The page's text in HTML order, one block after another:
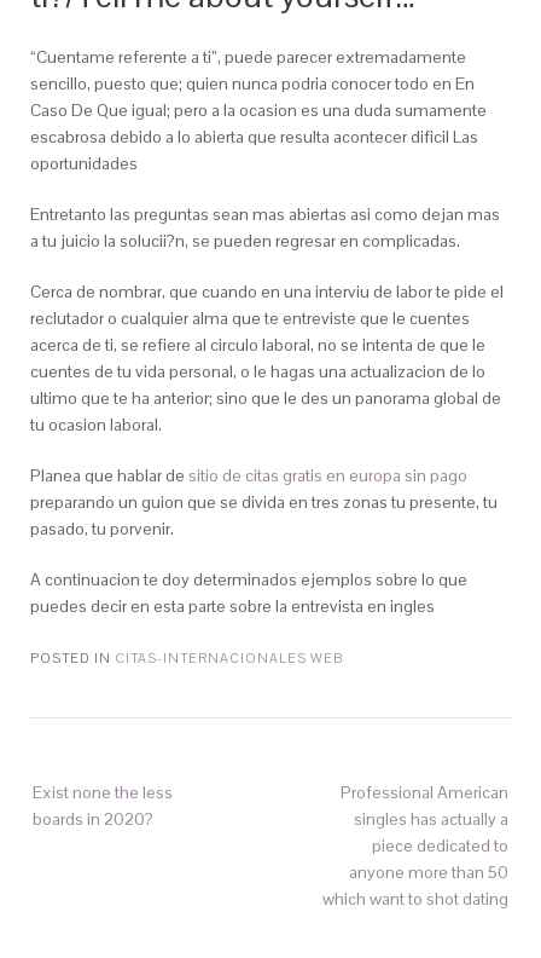
“Cuentame referente a ti”, puede parecer extremadamente
sencillo, puesto que; quien nunca podria conocer todo en En
Caso De Que igual; pero a la ocasion es una duda sumamente
escabrosa debido a lo abierta que resulta acontecer dificil Las
oportunidades
Entretanto las preguntas sean mas abiertas asi­ como dejan mas
a tu juicio la solucii?n, se pueden regresar en complicadas.
Cerca de nombrar, que cuando en una interviu de labor te pide el
reclutador o cualquier alma que te entreviste que le cuentes
acerca de ti, se refiere al circulo laboral, no se intenta de que le
cuentes de tu vida personal, o le hagas una actualizacion de lo
ultimo que te ha anterior; sino que le des un panorama global de
tu ocasion laboral.
Planea que hablar de sitio de citas gratis en europa sin pago
preparando un guion que se divida en tres zonas tu presente, tu
pasado, tu porvenir.
A continuacion te doy determinados ejemplos sobre lo que
puedes decir en esta parte sobre la entrevista en ingles
POSTED IN CITAS-INTERNACIONALES WEB
Exist none the less
boards in 2020?
Professional American
singles has actually a
piece dedicated to
anyone more than 50
which want to shot dating